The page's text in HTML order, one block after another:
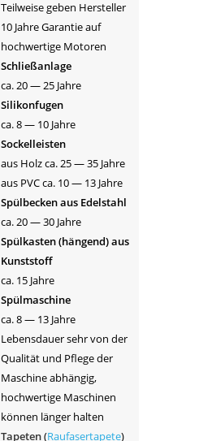
Teilweise geben Hersteller
10 Jahre Garantie auf
hochwertige Motoren
Schließanlage
ca. 20 — 25 Jahre
Silikonfugen
ca. 8 — 10 Jahre
Sockelleisten
aus Holz ca. 25 — 35 Jahre
aus PVC ca. 10 — 13 Jahre
Spülbecken aus Edelstahl
ca. 20 — 30 Jahre
Spülkasten (hängend) aus
Kunststoff
ca. 15 Jahre
Spülmaschine
ca. 8 — 13 Jahre
Lebensdauer sehr von der
Qualität und Pflege der
Maschine abhängig,
hochwertige Maschinen
können länger halten
Tapeten(Raufasertapete)